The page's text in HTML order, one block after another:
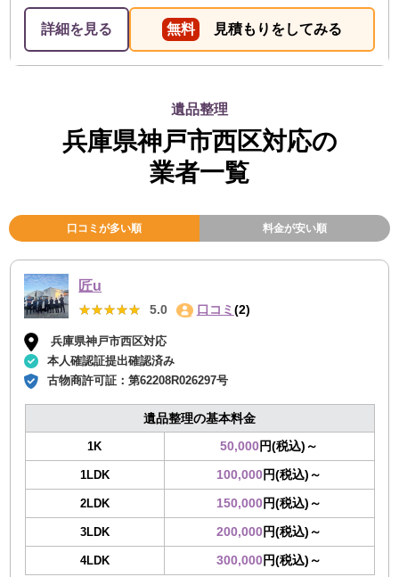
詳細を見る 無料 見積もりをしてみる
遺品整理
兵庫県神戸市西区対応の
業者一覧
口コミが多い順 料金が安い順
匠u
★★★★★
★★★★★ 5.0 口コミ (2)
兵庫県神戸市西区対応
本人確認証提出確認済み
古物商許可証：第62208R026297号
遺品整理の基本料金
1K 50,000円(税込)～
1LDK 100,000円(税込)～
2LDK 150,000円(税込)～
3LDK 200,000円(税込)～
4LDK 300,000円(税込)～